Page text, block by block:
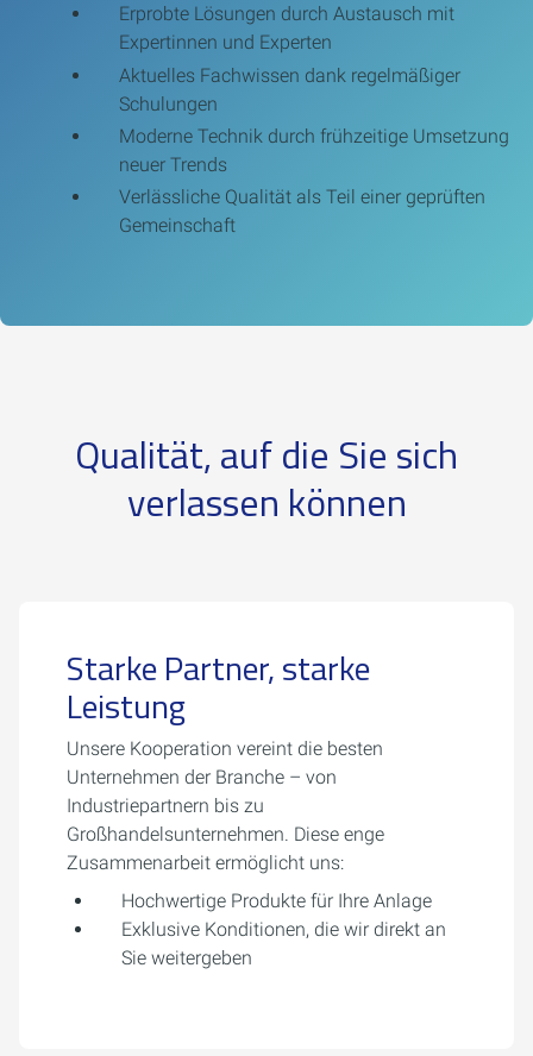
Erprobte Lösungen durch Austausch mit
Expertinnen und Experten
Aktuelles Fachwissen dank regelmäßiger
Schulungen
Moderne Technik durch frühzeitige Umsetzung
neuer Trends
Verlässliche Qualität als Teil einer geprüften
Gemeinschaft
Qualität, auf die Sie sich
verlassen können
Starke Partner, starke
Leistung
Unsere Kooperation vereint die besten
Unternehmen der Branche – von
Industriepartnern bis zu
Großhandelsunternehmen. Diese enge
Zusammenarbeit ermöglicht uns:
Hochwertige Produkte für Ihre Anlage
Exklusive Konditionen, die wir direkt an
Sie weitergeben